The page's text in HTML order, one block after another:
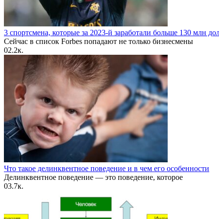
3 спортсмена, которые за 2023-й заработали больше 130 млн
Сейчас в список Forbes попадают не только бизнесмены
02.2к.
Что такое делинквентное поведение и в чем его особенности
Делинквентное поведение — это поведение, которое
03.7к.